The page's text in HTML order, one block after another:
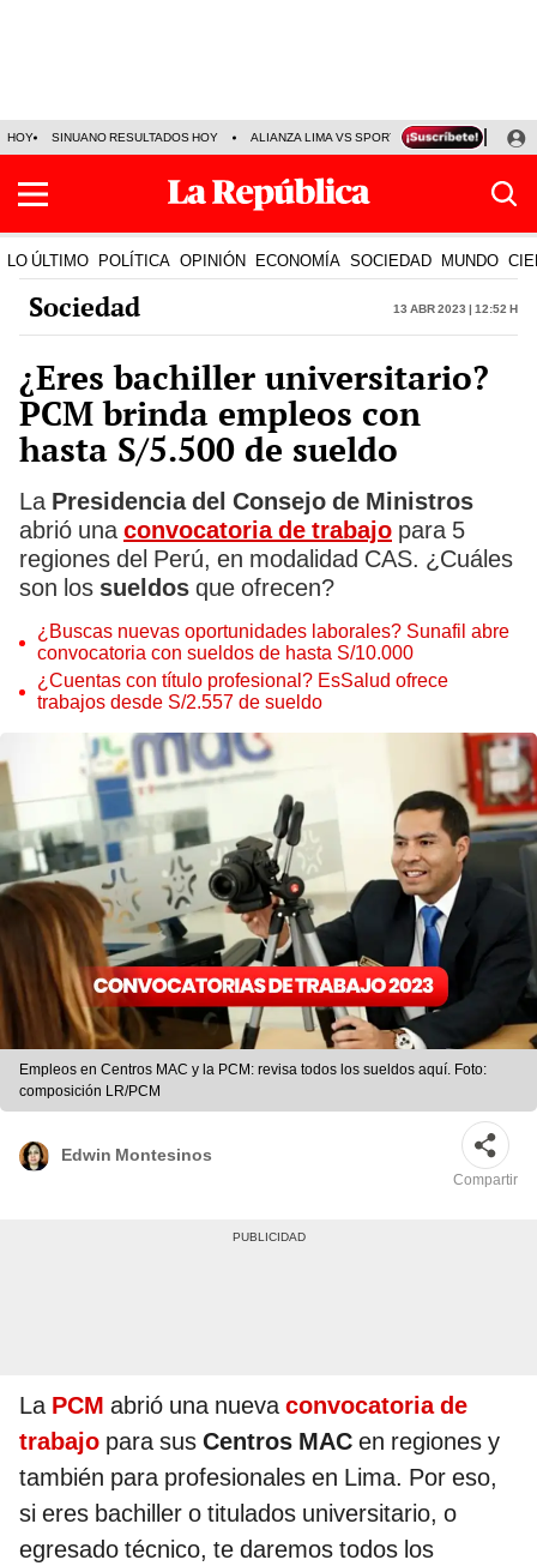
HOY SINUANO RESULTADOS HOY ALIANZA LIMA VS SPORT BOYS JORGE
LO ÚLTIMO POLÍTICA OPINIÓN ECONOMÍA SOCIEDAD MUNDO
Sociedad 13 Abr 2023 | 12:52 h
¿Eres bachiller universitario?
PCM brinda empleos con
hasta S/5.500 de sueldo
La Presidencia del Consejo de Ministros
abrió una convocatoria de trabajo para 5
regiones del Perú, en modalidad CAS. ¿Cuáles
son los sueldos que ofrecen?
¿Buscas nuevas oportunidades laborales? Sunafil abre
convocatoria con sueldos de hasta S/10.000
¿Cuentas con título profesional? EsSalud ofrece
trabajos desde S/2.557 de sueldo
Empleos en Centros MAC y la PCM: revisa todos los sueldos aquí. Foto:
composición LR/PCM
Edwin Montesinos
Compartir
La PCM abrió una nuevaconvocatoria de
trabajo para sus Centros MAC en regiones y
también para profesionales en Lima. Por eso,
si eres bachiller o titulados universitario, o
egresado técnico, te daremos todos los